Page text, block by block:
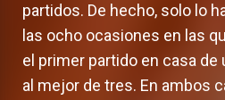
partidos. De hecho, solo lo
las ocho ocasiones en las
el primer partido en casa de
al mejor de tres. En ambos